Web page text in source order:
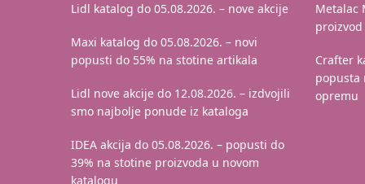
Lidl katalog do 05.08.2026. – nove akcije
Maxi katalog do 05.08.2026. – novi
popusti do 55% na stotine artikala
Lidl nove akcije do 12.08.2026. – izdvojili
smo najbolje ponude iz kataloga
IDEA akcija do 05.08.2026. – popusti do
39% na stotine proizvoda u novom
katalogu
Metalac
Crafter
popusta
opremu